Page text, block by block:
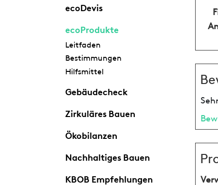
ecoDevis
ecoProdukte
Leitfaden
Bestimmungen
Hilfsmittel
Gebäudecheck
Zirkuläres Bauen
Ökobilanzen
Nachhaltiges Bauen
KBOB Empfehlungen